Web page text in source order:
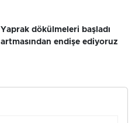
Yaprak dökülmeleri başladı
artmasından endişe ediyoruz